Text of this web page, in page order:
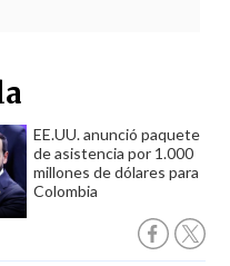
EE.UU. anunció paquete
de asistencia por 1.000
millones de dólares para
Colombia